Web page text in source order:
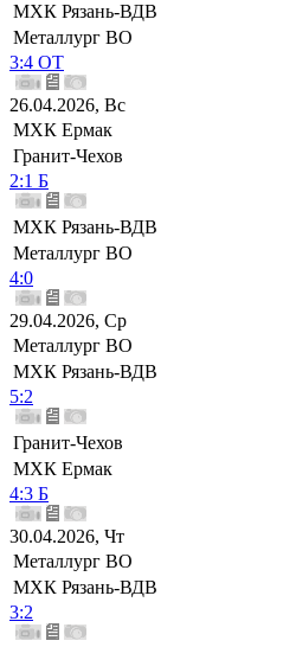
МХК Рязань-ВДВ
Металлург ВО
3:4 ОТ
26.04.2026, Вс
МХК Ермак
Гранит-Чехов
2:1 Б
МХК Рязань-ВДВ
Металлург ВО
4:0
29.04.2026, Ср
Металлург ВО
МХК Рязань-ВДВ
5:2
Гранит-Чехов
МХК Ермак
4:3 Б
30.04.2026, Чт
Металлург ВО
МХК Рязань-ВДВ
3:2